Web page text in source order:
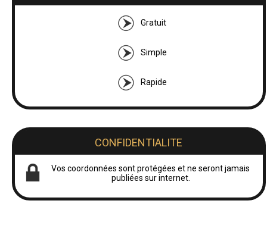
Gratuit
Simple
Rapide
CONFIDENTIALITE
Vos coordonnées sont protégées et ne seront jamais
publiées sur internet.